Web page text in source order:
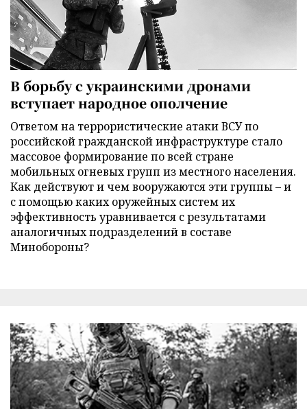
В борьбу с украинскими дронами
вступает народное ополчение
Ответом на террористические атаки ВСУ по
российской гражданской инфраструктуре стало
массовое формирование по всей стране
мобильных огневых групп из местного населения.
Как действуют и чем вооружаются эти группы – и
с помощью каких оружейных систем их
эффективность уравнивается с результатами
аналогичных подразделений в составе
Минобороны?